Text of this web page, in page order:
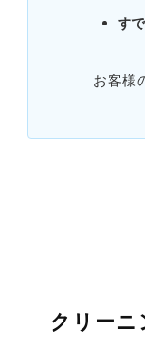
す
お客様
クリーニ